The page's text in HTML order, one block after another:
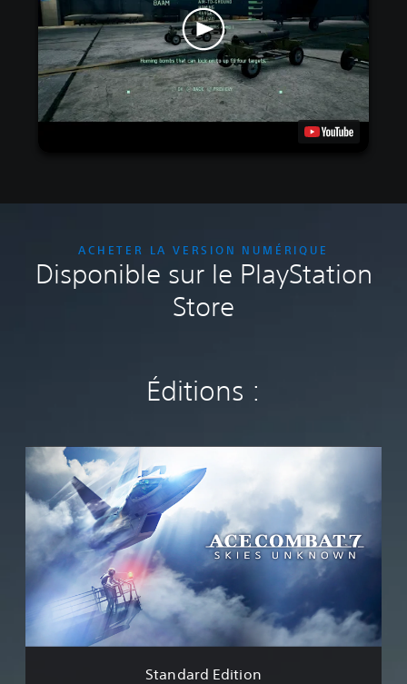
ACHETER LA VERSION NUMÉRIQUE
Disponible sur le PlayStation
Store
Éditions :
S
t
a
n
d
E
t
Standard Edition